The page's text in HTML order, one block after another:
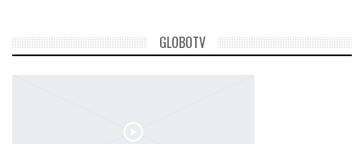
AFRIKA TUDÁSTÁR
GLOBOTV